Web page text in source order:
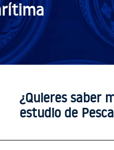
¿Quieres saber
estudio de